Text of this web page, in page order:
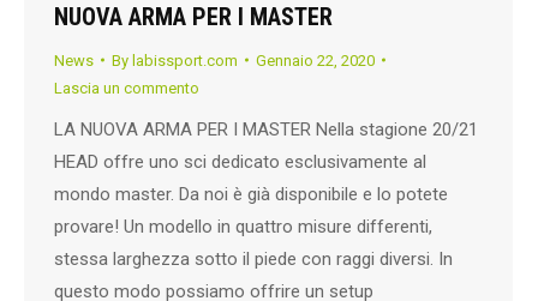
NUOVA ARMA PER I MASTER
News By labissport.com
Gennaio 22, 2020
Lascia un commento
LA NUOVA ARMA PER I MASTER Nella stagione 20/21
HEAD offre uno sci dedicato esclusivamente al
mondo master. Da noi è già disponibile e lo potete
provare! Un modello in quattro misure differenti,
stessa larghezza sotto il piede con raggi diversi. In
questo modo possiamo offrire un setup